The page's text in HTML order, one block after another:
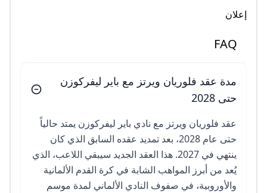
إعلان
FAQ
مدة عقد فلوريان ويرتز مع باير ليفركوزن
حتى 2028
عقد فلوريان ويرتز مع نادي باير ليفركوزن يمتد حالياً
حتى عام 2028، بعد تمديد عقده السابق الذي كان
ينتهي في 2027. هذا العقد الجديد سيبقي اللاعب، الذي
يُعد من أبرز المواهب الشابة في كرة القدم الألمانية
والأوروبية، في صفوف النادي الألماني لمدة موسم